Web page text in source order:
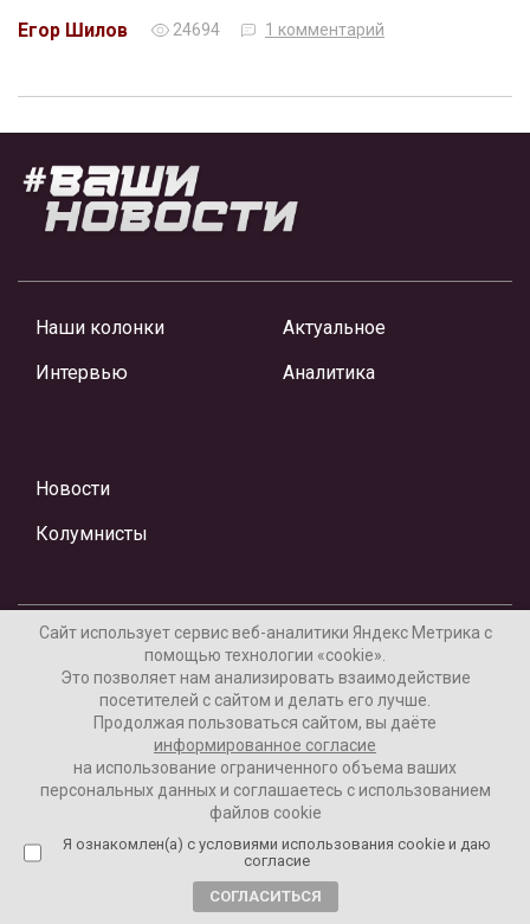
Егор Шилов
24694 1 комментарий
Наши колонки
Интервью
Актуальное
Аналитика
Новости
Колумнисты
Материалы предоставлены редакцией Интернет-газеты
«Ваши новости»
Нашли ошибку? Выделите ее и нажмите Ctrl+Enter
Согласие пользователя на обработку данных
Сайт использует сервис веб-аналитики Яндекс Метрика с
помощью технологии «cookie».
Это позволяет нам анализировать взаимодействие
посетителей с сайтом и делать его лучше.
Продолжая пользоваться сайтом, вы даёте
информированное согласие
на использование ограниченного объема ваших
персональных данных и соглашаетесь с использованием
файлов cookie
Я ознакомлен(а) с условиями использования cookie и даю
согласие
СОГЛАСИТЬСЯ